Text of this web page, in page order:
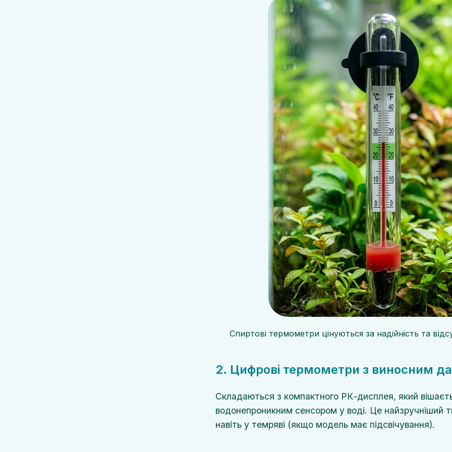
Спиртові термометри цінуються за надійність та
2. Цифрові термометри з виносним
Складаються з компактного РК-дисплея, який
водонепроникним сенсором у воді. Це найзручніший
навіть у темряві (якщо модель має підсвічування).